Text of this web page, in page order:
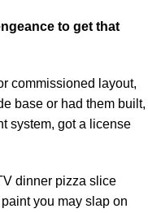
to get that
commissioned layout,
base or had them built,
system, got a license
dinner pizza slice
you may slap on